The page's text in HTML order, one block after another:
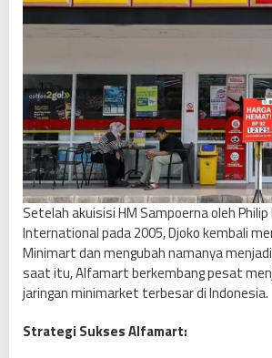
a
r
Setelah akuisisi HM Sampoerna oleh
International pada 2005, Djoko kembali
Minimart dan mengubah namanya menjadi
saat itu, Alfamart berkembang pesat
jaringan minimarket terbesar di Indonesia.
Strategi Sukses Alfamart: